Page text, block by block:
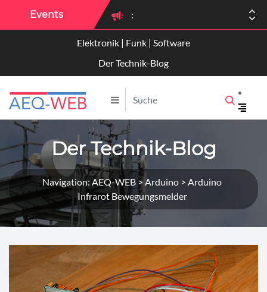
Events :
:
Elektronik | Funk | Software
Der Technik-Blog
Der Technik-Blog
Navigation: AEQ-WEB > Arduino > Arduino
Infrarot Bewegungsmelder